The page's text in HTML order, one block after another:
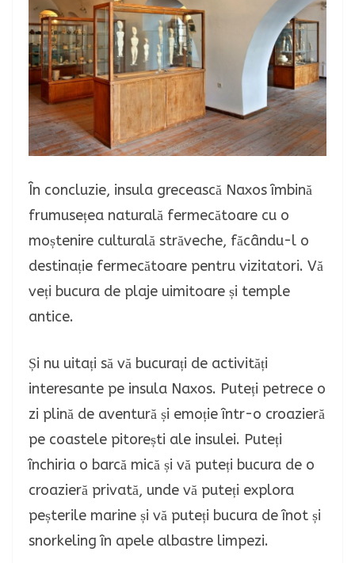
În concluzie, insula grecească Naxos îmbină
frumusețea naturală fermecătoare cu o
moștenire culturală străveche, făcându-l o
destinație fermecătoare pentru vizitatori. Vă
veți bucura de plaje uimitoare și temple
antice.
Și nu uitați să vă bucurați de activități
interesante pe insula Naxos. Puteți petrece o
zi plină de aventură și emoție într-o croazieră
pe coastele pitorești ale insulei. Puteți
închiria o barcă mică și vă puteți bucura de o
croazieră privată, unde vă puteți explora
peșterile marine și vă puteți bucura de înot și
snorkeling în apele albastre limpezi.